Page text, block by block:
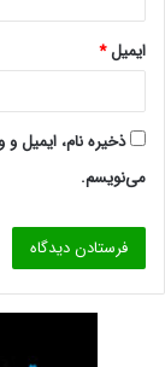
ایمیل*
ذخیره نام، ایمیل
می‌نویسم.